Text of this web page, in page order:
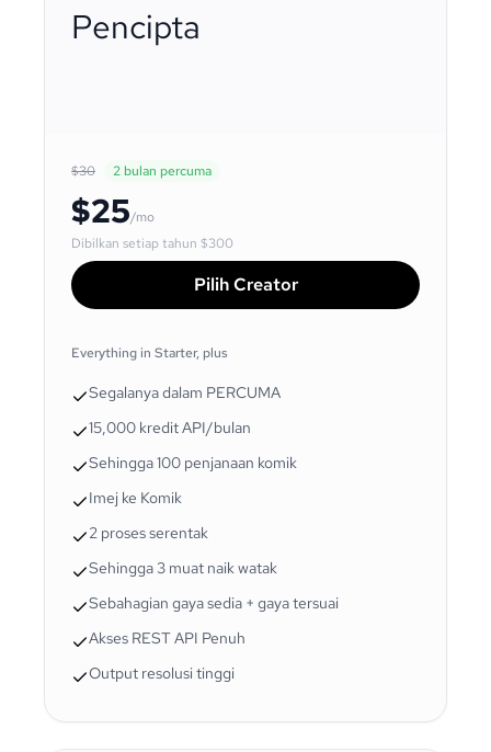
Pencipta
$30 2 bulan percuma
$25/mo
Dibilkan setiap tahun $300
Pilih Creator
Everything in Starter, plus
Segalanya dalam PERCUMA
15,000 kredit API/bulan
Sehingga 100 penjanaan komik
Imej ke Komik
2 proses serentak
Sehingga 3 muat naik watak
Sebahagian gaya sedia + gaya tersuai
Akses REST API Penuh
Output resolusi tinggi